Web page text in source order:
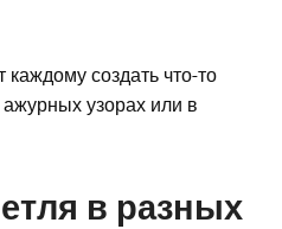
создать что-то
ажурных узорах или в
в разных